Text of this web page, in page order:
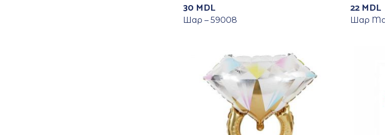
30 MDL
Шар – 59008
22 MDL
Шар